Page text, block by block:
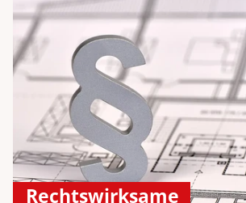
Rechtswirksame